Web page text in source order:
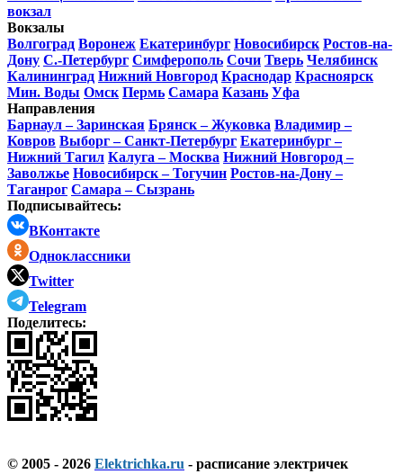
вокзал
Вокзалы
Волгоград Воронеж Екатеринбург Новосибирск Ростов-на-
Дону С.-Петербург Симферополь Сочи Тверь Челябинск
Калининград Нижний Новгород Краснодар Красноярск
Мин. Воды Омск Пермь Самара Казань Уфа
Направления
Барнаул – Заринская Брянск – Жуковка Владимир –
Ковров Выборг – Санкт-Петербург Екатеринбург –
Нижний Тагил Калуга – Москва Нижний Новгород –
Заволжье Новосибирск – Тогучин Ростов-на-Дону –
Таганрог Самара – Сызрань
Подписывайтесь:
ВКонтакте
Одноклассники
Twitter
Telegram
Поделитесь:
© 2005 - 2026 Elektrichka.ru - расписание электричек